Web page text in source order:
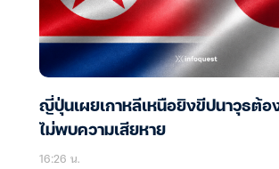
ญี่ปุ่นเผยเกาหลีเหนือยิงขีปนาวุธต้อ
ไม่พบความเสียหาย
16:26 น.